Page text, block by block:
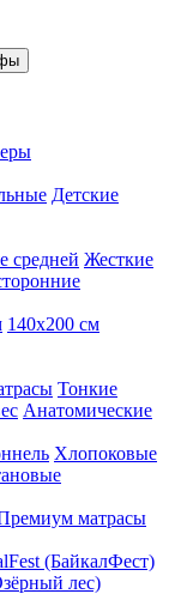
Детские
средней Жесткие
140х200 см
Тонкие
Анатомические
Хлопоковые
матрасы
(БайкалФест)
лес)